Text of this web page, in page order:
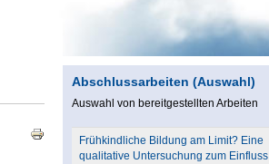
Abschlussarbeiten (Auswahl)
Auswahl von bereitgestellten Arbeiten
Frühkindliche Bildung am Limit? Eine
qualitative Untersuchung zum Einfluss